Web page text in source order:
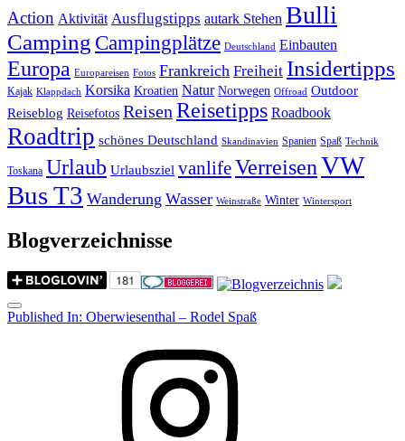
Action Aktivität Ausflugstipps autark Stehen Bulli
Camping Campingplätze Deutschland Einbauten
Europa Europareisen Fotos Frankreich Freiheit Insidertipps
Kajak Klappdach Korsika Kroatien Natur Norwegen Offroad Outdoor
Reiseblog Reisefotos ReisenReisetipps Roadbook
Roadtrip schönes Deutschland Skandinavien Spanien Spaß Technik
Toskana Urlaub Urlaubsziel vanlifeVerreisenVW
Bus T3 Wanderung Wasser Weinstraße Winter Wintersport
Blogverzeichnisse
Menu
Post
Published In: Oberwiesenthal – Rodel Spaß